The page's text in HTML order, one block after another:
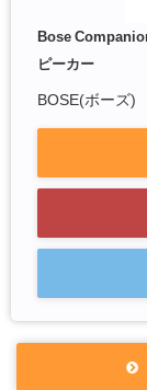
Bose
ピーカー
BOSE(ボーズ)